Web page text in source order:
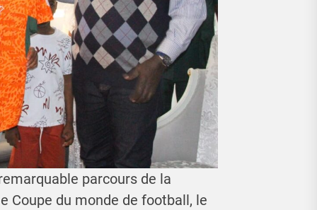
parcours de la
Coupe du monde de football, le